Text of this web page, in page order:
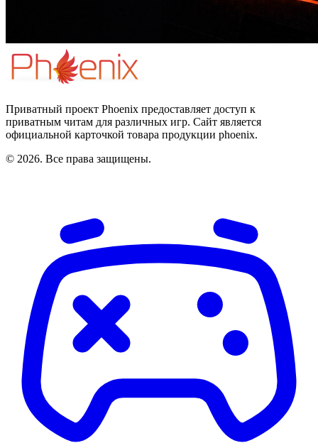
Приватный проект Phoenix предоставляет доступ к
приватным читам для различных игр. Сайт является
официальной карточкой товара продукции phoenix.
© 2026. Все права защищены.